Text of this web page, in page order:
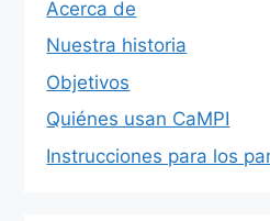
Acerca de
Nuestra historia
Objetivos
Quiénes usan CaMPI
Instrucciones para los